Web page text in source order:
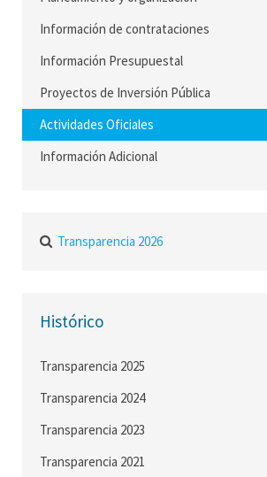
Información de contrataciones
Información Presupuestal
Proyectos de Inversión Pública
Actividades Oficiales
Información Adicional
Transparencia 2026
Histórico
Transparencia 2025
Transparencia 2024
Transparencia 2023
Transparencia 2021